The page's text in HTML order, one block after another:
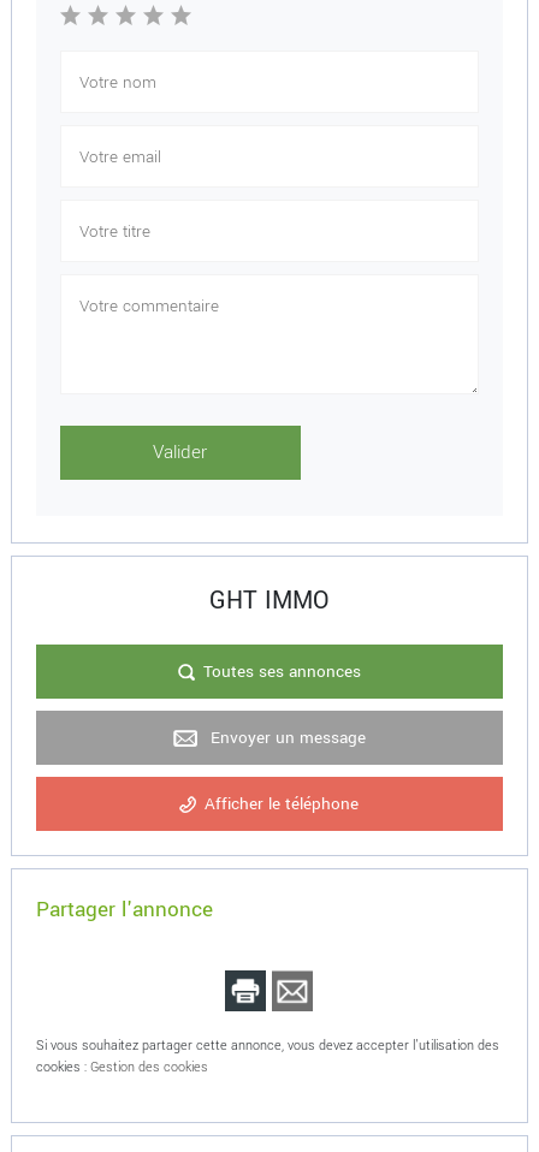
GHT IMMO
Toutes ses annonces
Envoyer un message
Afficher le téléphone
Partager l'annonce
Si vous souhaitez partager cette annonce, vous devez accepter l'utilisation des
cookies : Gestion des cookies